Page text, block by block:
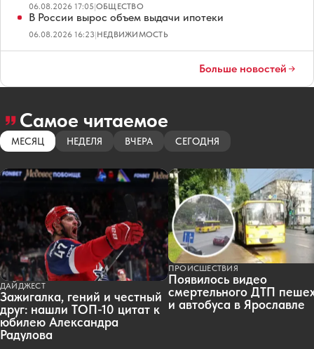
06.08.2026 17:05|ОБЩЕСТВО
В России вырос объем выдачи ипотеки
06.08.2026 16:23|НЕДВИЖИМОСТЬ
Больше новостей
Самое читаемое
МЕСЯЦ НЕДЕЛЯ ВЧЕРА СЕГОДНЯ
ДАЙДЖЕСТ
Зажигалка, гений и честный
друг: нашли ТОП-10 цитат к
юбилею Александра
Радулова
ПРОИСШЕСТВИЯ
Появилось видео
смертельного ДТП
и автобуса в Ярославле